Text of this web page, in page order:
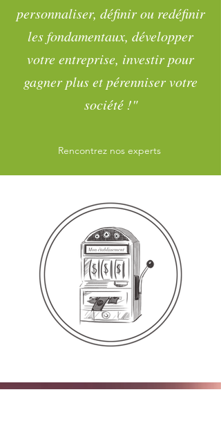
personnaliser, définir ou redéfinir
les fondamentaux, développer
votre entreprise, investir pour
gagner plus et pérenniser votre
société !"
Rencontrez nos experts